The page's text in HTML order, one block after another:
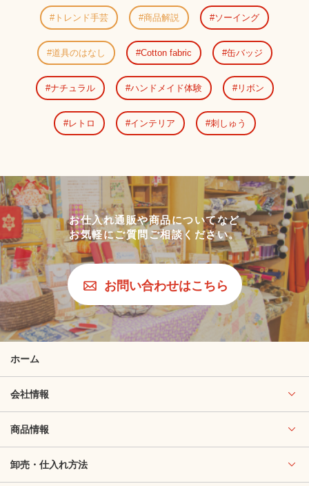
トレンド手芸 商品解説 ソーイング
道具のはなし Cotton fabric 缶バッジ
ナチュラル ハンドメイド体験 リボン
レトロ インテリア 刺しゅう
お仕入れ通販や商品についてなど
お気軽にご質問ご相談ください。
お問い合わせはこちら
ホーム
会社情報
商品情報
卸売・仕入れ方法